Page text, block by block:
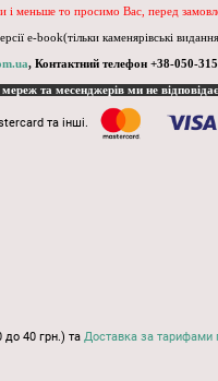
і меньше то просимо Вас, перед
e-book(тільки каменярівські
, Контактний телефон +38-050-
мереж та месенджерів ми не
та інші.
до 40 грн.) та Доставка за тарифами